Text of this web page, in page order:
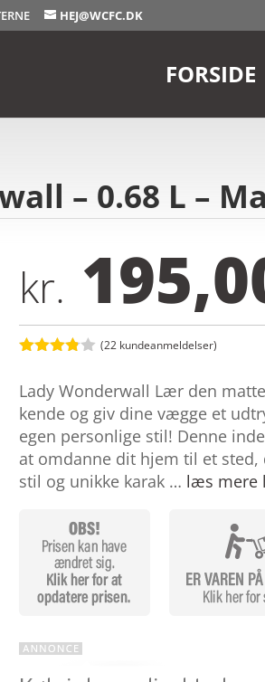
HEJ@WCFC.DK
FORSIDE
– 0.68 L –
kr.
ud af 5
baseret
på
kundebed
ømmels
er
(22kundeanmeldelser)
Lady Wonderwall Lær den
kende og giv dine vægge et
egen personlige stil! Denne
at omdanne dit hjem til et
stil og unikke karak … læs mere